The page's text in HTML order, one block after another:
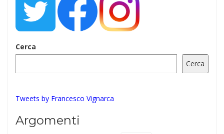
Cerca
Cerca
Tweets by Francesco Vignarca
Argomenti